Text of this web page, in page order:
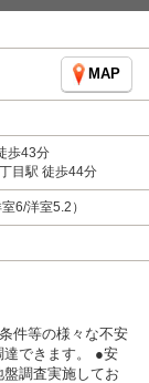
MAP
歩43分
目駅 徒歩44分
6/洋室5.2）
件等の様々な不安
達できます。 ●安
調査実施してお